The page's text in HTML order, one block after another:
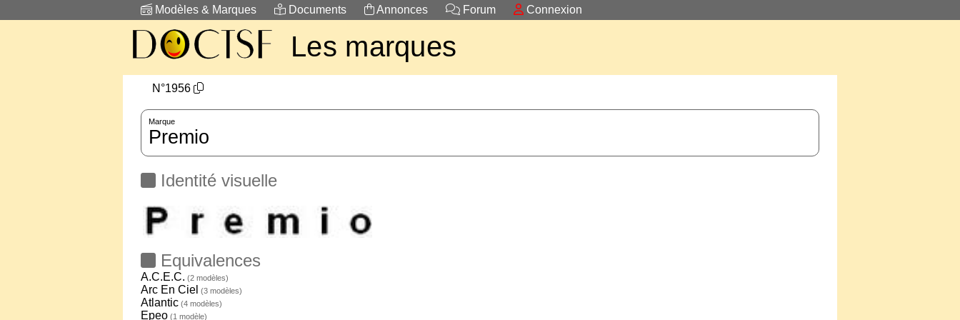
Modèles & Marques Documents Annonces Forum Connexion
Les marques
N°1956
Marque
Premio
Identité visuelle
Equivalences
A.C.E.C. (2 modèles)
Arc En Ciel (3 modèles)
Atlantic (4 modèles)
Epeo (1 modèle)